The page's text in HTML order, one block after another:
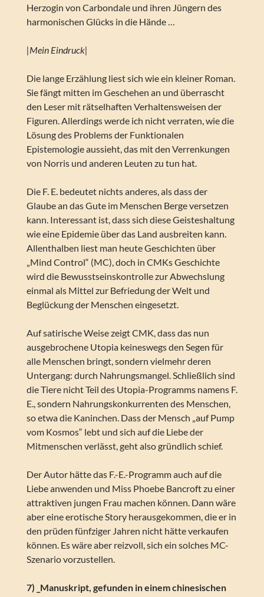
Herzogin von Carbondale und ihren Jüngern des
harmonischen Glücks in die Hände …
|Mein Eindruck|
Die lange Erzählung liest sich wie ein kleiner Roman.
Sie fängt mitten im Geschehen an und überrascht
den Leser mit rätselhaften Verhaltensweisen der
Figuren. Allerdings werde ich nicht verraten, wie die
Lösung des Problems der Funktionalen
Epistemologie aussieht, das mit den Verrenkungen
von Norris und anderen Leuten zu tun hat.
Die F. E. bedeutet nichts anderes, als dass der
Glaube an das Gute im Menschen Berge versetzen
kann. Interessant ist, dass sich diese Geisteshaltung
wie eine Epidemie über das Land ausbreiten kann.
Allenthalben liest man heute Geschichten über
„Mind Control“ (MC), doch in CMKs Geschichte
wird die Bewusstseinskontrolle zur Abwechslung
einmal als Mittel zur Befriedung der Welt und
Beglückung der Menschen eingesetzt.
Auf satirische Weise zeigt CMK, dass das nun
ausgebrochene Utopia keineswegs den Segen für
alle Menschen bringt, sondern vielmehr deren
Untergang: durch Nahrungsmangel. Schließlich sind
die Tiere nicht Teil des Utopia-Programms namens F.
E., sondern Nahrungskonkurrenten des Menschen,
so etwa die Kaninchen. Dass der Mensch „auf Pump
vom Kosmos“ lebt und sich auf die Liebe der
Mitmenschen verlässt, geht also gründlich schief.
Der Autor hätte das F.-E.-Programm auch auf die
Liebe anwenden und Miss Phoebe Bancroft zu einer
attraktiven jungen Frau machen können. Dann wäre
aber eine erotische Story herausgekommen, die er in
den prüden fünfziger Jahren nicht hätte verkaufen
können. Es wäre aber reizvoll, sich ein solches MC-
Szenario vorzustellen.
7) _Manuskript, gefunden in einem chinesischen